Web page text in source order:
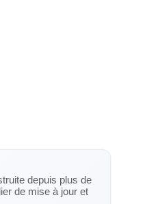
depuis plus de
de mise à jour et